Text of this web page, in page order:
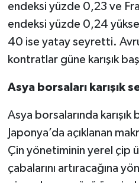
endeksi yüzde 0,23 ve
endeksi yüzde 0,24
40 ise yatay seyretti.
kontratlar güne karışık
Asya borsaları karışık
Asya borsalarında
Japonya’da açıklanan
Çin yönetiminin yerel çip
çabalarını artıracağına